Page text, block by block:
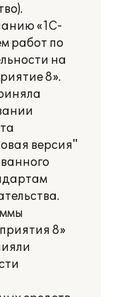
«1С-
работ по
на
8».
версия"
8»